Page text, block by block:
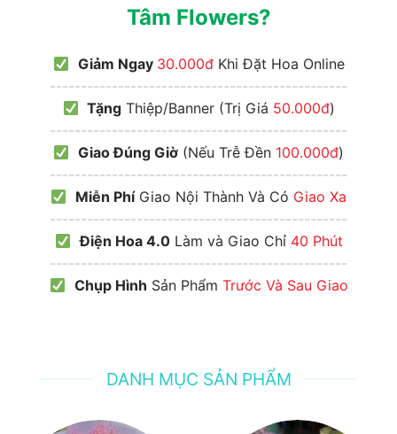
Tâm Flowers?
Giảm Ngay 30.000đKhi Đặt Hoa Online
------------------------------------------------
TặngThiệp/Banner (Trị Giá 50.000đ)
------------------------------------------------
Giao Đúng Giờ (Nếu Trễ Đền 100.000đ)
------------------------------------------------
Miễn PhíGiao Nội Thành Và Có Giao Xa
------------------------------------------------
Điện Hoa 4.0Làm và Giao Chỉ 40 Phút
------------------------------------------------
Chụp Hình Sản Phẩm Trước Và Sau Giao
DANH MỤC SẢN PHẨM